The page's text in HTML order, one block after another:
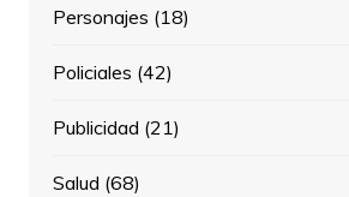
Personajes (18)
Policiales (42)
Publicidad (21)
Salud (68)